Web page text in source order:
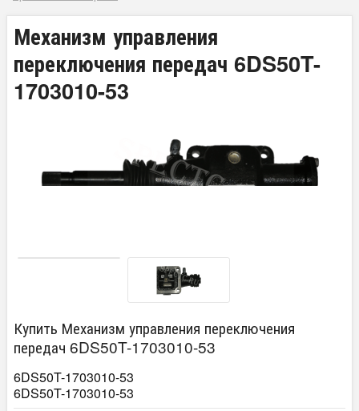
Механизм управления
переключения передач 6DS50T-
1703010-53
Купить Механизм управления переключения
передач 6DS50T-1703010-53
6DS50T-1703010-53
6DS50T-1703010-53